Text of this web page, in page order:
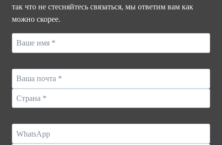
так что не стесняйтесь связаться, мы ответим вам как
можно скорее.